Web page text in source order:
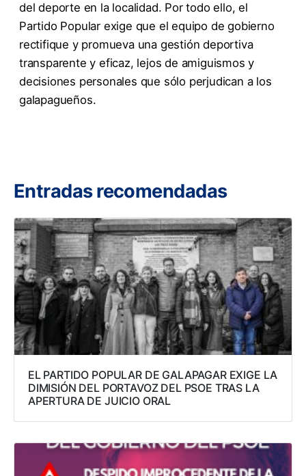
del deporte en la localidad. Por todo ello, el
Partido Popular exige que el equipo de gobierno
rectifique y promueva una gestión deportiva
transparente y eficaz, lejos de amiguismos y
decisiones personales que sólo perjudican a los
galapagueños.
Entradas recomendadas
EL PARTIDO POPULAR DE GALAPAGAR EXIGE LA
DIMISIÓN DEL PORTAVOZ DEL PSOE TRAS LA
APERTURA DE JUICIO ORAL